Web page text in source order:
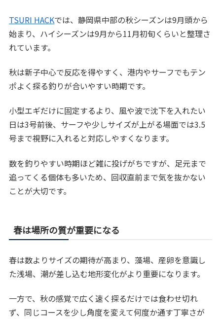
TSURI HACKでは、静岡県中部の秋シーズンは9月頭から
始まり、ハイシーズンは9月から11月初旬くらいと整理さ
れています。
秋は新子中心で反応を得やすく、港内やサーフでもテン
ポよく探る釣りが合いやすい時期です。
小型エギだけに固定するより、風や波で沈下を入れたい
日は3号前後、サーフや少しサイズが上がる場面では3.5
号まで視野に入れると対応しやすくなります。
数を釣りやすい時期ほど雑に投げがちですが、足元まで
追ってくる個体も多いため、回収直前まで気を抜かない
ことが大切です。
春は場所の質が重要になる
春は数よりサイズの期待が高まり、藻場、産卵を意識し
た浅場、潮が差し込む地形変化がより重要になります。
一方で、秋の感覚で広く速く探るだけでは食わせ切れ
ず、同じコースを少し角度を変えて何度か通す丁寧さが